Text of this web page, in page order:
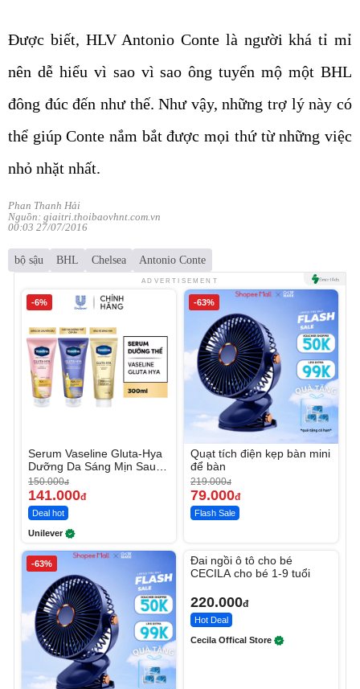
Được biết, HLV Antonio Conte là người khá tỉ mỉ
nên dễ hiểu vì sao vì sao ông tuyển mộ một BHL
đông đúc đến như thế. Như vậy, những trợ lý này có
thể giúp Conte nắm bắt được mọi thứ từ những việc
nhỏ nhặt nhất.
Phan Thanh Hải
Nguồn: giaitri.thoibaovhnt.com.vn
00:03 27/07/2016
bộ sậu BHL Chelsea Antonio Conte
ADVERTISEMENT
-6%
Serum Vaseline Gluta-Hya
Dưỡng Da Sáng Mịn Sau 7
Ngày
150.000đ
141.000đ
Deal hot
Unilever
-63%
Quạt tích điện kẹp bàn mini
để bàn
219.000đ
79.000đ
Flash Sale
-63%
Đai ngồi ô tô cho bé
CECILA cho bé 1-9 tuổi
220.000đ
Hot Deal
Cecila Offical Store